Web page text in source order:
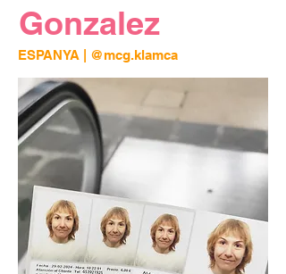
Gonzalez
ESPANYA | @mcg.klamca